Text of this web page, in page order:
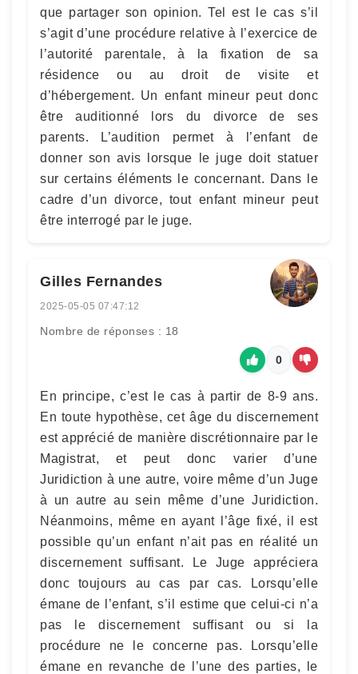
que partager son opinion. Tel est le cas s’il
s’agit d’une procédure relative à l’exercice de
l’autorité parentale, à la fixation de sa
résidence ou au droit de visite et
d’hébergement. Un enfant mineur peut donc
être auditionné lors du divorce de ses
parents. L’audition permet à l’enfant de
donner son avis lorsque le juge doit statuer
sur certains éléments le concernant. Dans le
cadre d’un divorce, tout enfant mineur peut
être interrogé par le juge.
Gilles Fernandes
2025-05-05 07:47:12
Nombre de réponses : 18
0
En principe, c’est le cas à partir de 8-9 ans.
En toute hypothèse, cet âge du discernement
est apprécié de manière discrétionnaire par le
Magistrat, et peut donc varier d’une
Juridiction à une autre, voire même d’un Juge
à un autre au sein même d’une Juridiction.
Néanmoins, même en ayant l’âge fixé, il est
possible qu’un enfant n’ait pas en réalité un
discernement suffisant. Le Juge appréciera
donc toujours au cas par cas. Lorsqu’elle
émane de l’enfant, s’il estime que celui-ci n’a
pas le discernement suffisant ou si la
procédure ne le concerne pas. Lorsqu’elle
émane en revanche de l’une des parties, le